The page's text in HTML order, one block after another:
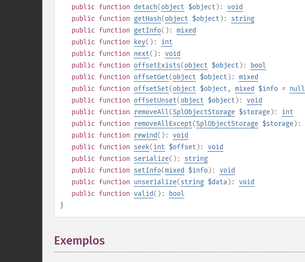
public function detach(object $object ): void
public function getHash(object $object ): string
public function getInfo(): mixed
public function key(): int
public function next(): void
public function offsetExists(object $object ):
bool
public function offsetGet(object $object ): mixed
public function offsetSet(object $object , mixed $info = null
public function offsetUnset(object $object ): void
public function removeAll(SplObjectStorage $storage): int
public function removeAllExcept(SplObjectStorage $storage):
public function rewind(): void
public function seek(int $offset ): void
public function serialize(): string
public function setInfo(mixed $info): void
public function unserialize(string $data): void
public function valid():
bool
}
Exemplos